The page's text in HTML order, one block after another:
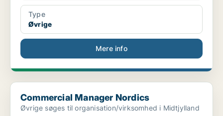
Type
Øvrige
Mere info
Commercial Manager Nordics
Commercial Manager Nordics
Øvrige søges til organisation/virksomhed i Midtjylland